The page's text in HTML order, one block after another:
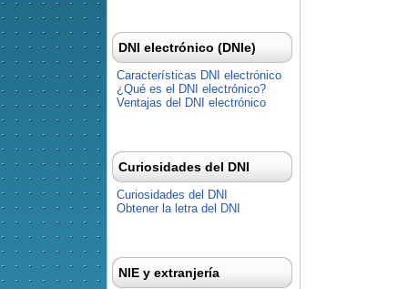
DNI electrónico (DNIe)
Características DNI electrónico
¿Qué es el DNI electrónico?
Ventajas del DNI electrónico
Curiosidades del DNI
Curiosidades del DNI
Obtener la letra del DNI
NIE y extranjería